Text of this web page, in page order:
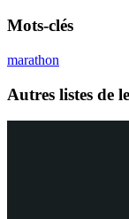
Mots-clés
marathon
Autres listes de